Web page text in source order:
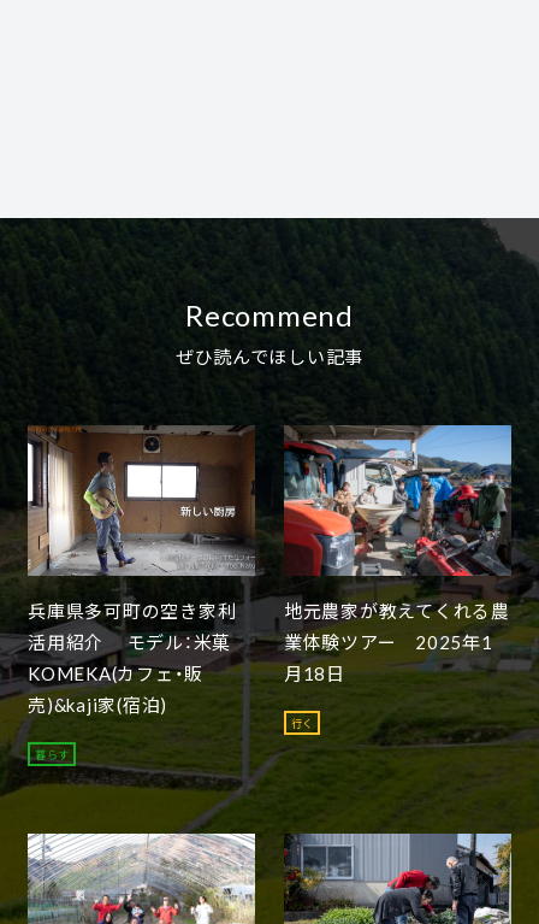
Recommend
ぜひ読んでほしい記事
兵庫県多可町の空き家利
活用紹介 モデル：米菓
KOMEKA(カフェ・販
売)&kaji家(宿泊)
暮らす
地元農家が教えてくれる農
業体験ツアー 2025年1
月18日
行く